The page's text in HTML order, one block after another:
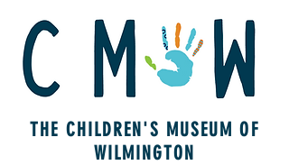
THE CHILDREN'S MUSEUM OF
WILMINGTON